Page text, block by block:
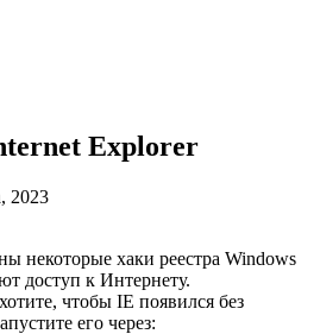
Explorer
2023
некоторые хаки реестра Windows
доступ к Интернету.
чтобы IE появился без
его через: